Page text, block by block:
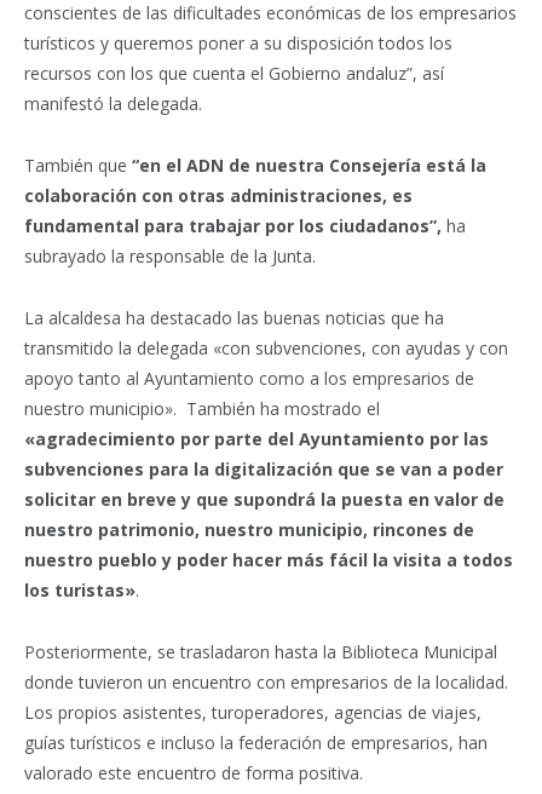
conscientes de las dificultades económicas de los empresarios
turísticos y queremos poner a su disposición todos los
recursos con los que cuenta el Gobierno andaluz”, así
manifestó la delegada.
También que “en el ADN de nuestra Consejería está la
colaboración con otras administraciones, es
fundamental para trabajar por los ciudadanos”, ha
subrayado la responsable de la Junta.
La alcaldesa ha destacado las buenas noticias que ha
transmitido la delegada «con subvenciones, con ayudas y con
apoyo tanto al Ayuntamiento como a los empresarios de
nuestro municipio». También ha mostrado el
«agradecimiento por parte del Ayuntamiento por las
subvenciones para la digitalización que se van a poder
solicitar en breve y que supondrá la puesta en valor de
nuestro patrimonio, nuestro municipio, rincones de
nuestro pueblo y poder hacer más fácil la visita a todos
los turistas».
Posteriormente, se trasladaron hasta la Biblioteca Municipal
donde tuvieron un encuentro con empresarios de la localidad.
Los propios asistentes, turoperadores, agencias de viajes,
guías turísticos e incluso la federación de empresarios, han
valorado este encuentro de forma positiva.